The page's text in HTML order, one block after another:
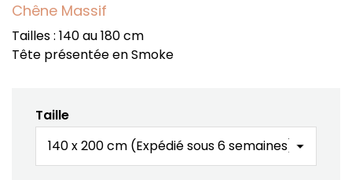
Chêne Massif
Tailles : 140 au 180 cm
Tête présentée en Smoke
Taille